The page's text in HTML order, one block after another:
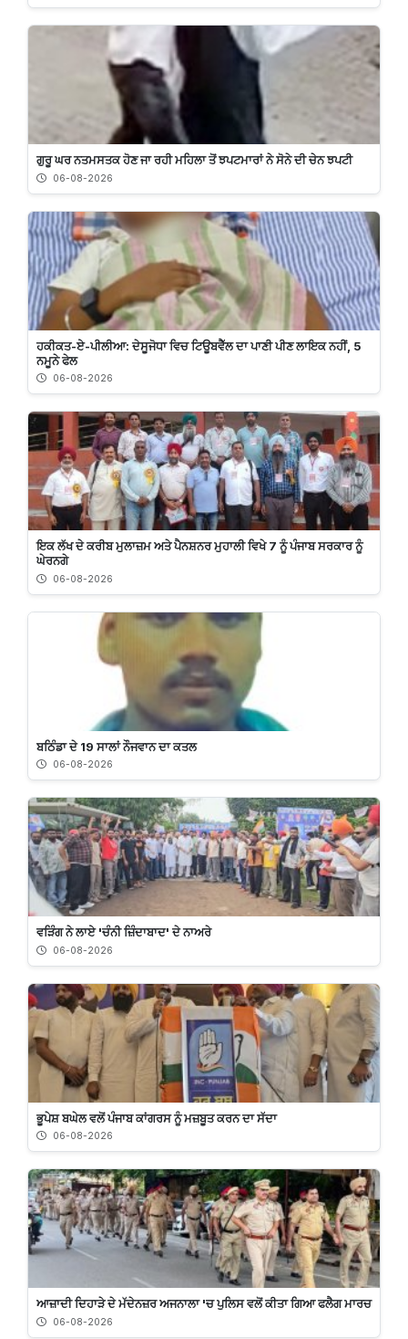
ਗੁਰੂ ਘਰ ਨਤਮਸਤਕ ਹੋਣ ਜਾ ਰਹੀ ਮਹਿਲਾ ਤੋਂ ਝਪਟਮਾਰਾਂ ਨੇ ਸੋਨੇ ਦੀ ਚੇਨ ਝਪਟੀ
06-08-2026
ਹਕੀਕਤ-ਏ-ਪੀਲੀਆ: ਦੇਸੂਜੋਧਾ ਵਿਚ ਟਿਊਬਵੈੱਲ ਦਾ ਪਾਣੀ ਪੀਣ ਲਾਇਕ ਨਹੀਂ, 5
ਨਮੂਨੇ ਫੇਲ
06-08-2026
ਇਕ ਲੱਖ ਦੇ ਕਰੀਬ ਮੁਲਾਜ਼ਮ ਅਤੇ ਪੈਨਸ਼ਨਰ ਮੁਹਾਲੀ ਵਿਖੇ 7 ਨੂੰ ਪੰਜਾਬ ਸਰਕਾਰ ਨੂੰ
ਘੇਰਨਗੇ
06-08-2026
ਬਠਿੰਡਾ ਦੇ 19 ਸਾਲਾਂ ਨੌਜਵਾਨ ਦਾ ਕਤਲ
06-08-2026
ਵੜਿੰਗ ਨੇ ਲਾਏ 'ਚੰਨੀ ਜ਼ਿੰਦਾਬਾਦ' ਦੇ ਨਾਅਰੇ
06-08-2026
ਭੂਪੇਸ਼ ਬਘੇਲ ਵਲੋਂ ਪੰਜਾਬ ਕਾਂਗਰਸ ਨੂੰ ਮਜ਼ਬੂਤ ਕਰਨ ਦਾ ਸੱਦਾ
06-08-2026
ਆਜ਼ਾਦੀ ਦਿਹਾੜੇ ਦੇ ਮੱਦੇਨਜ਼ਰ ਅਜਨਾਲਾ 'ਚ ਪੁਲਿਸ ਵਲੋਂ ਕੀਤਾ ਗਿਆ ਫਲੈਗ ਮਾਰਚ
06-08-2026